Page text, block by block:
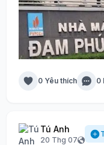
0 Yêu thích 0
Tú Anh
20 Thg 07